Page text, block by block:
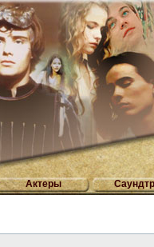
Актеры